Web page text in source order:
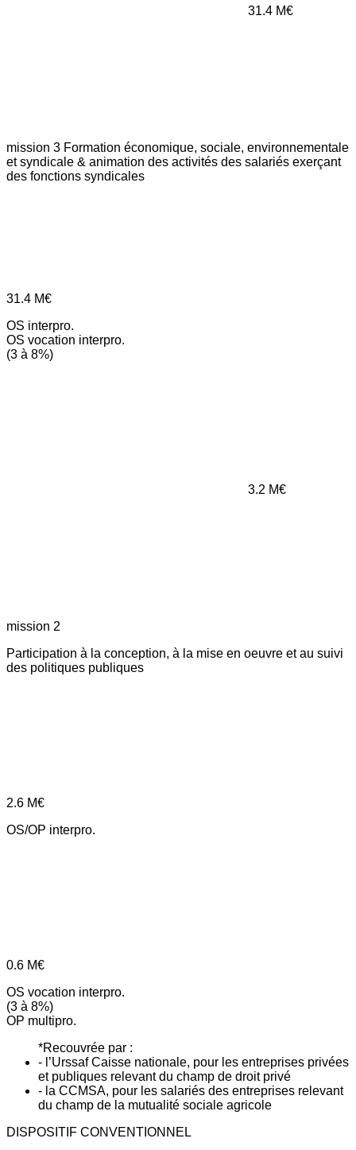
31.4 M€
mission 3 Formation économique, sociale, environnementale
et syndicale & animation des activités des salariés exerçant
des fonctions syndicales
31.4 M€
OS interpro.
OS vocation interpro.
(3 à 8%)
3.2 M€
mission 2
Participation à la conception, à la mise en oeuvre et au suivi
des politiques publiques
2.6 M€
OS/OP interpro.
0.6 M€
OS vocation interpro.
(3 à 8%)
OP multipro.
*Recouvrée par :
- l’Urssaf Caisse nationale, pour les entreprises privées
et publiques relevant du champ de droit privé
- la CCMSA, pour les salariés des entreprises relevant
du champ de la mutualité sociale agricole
DISPOSITIF CONVENTIONNEL